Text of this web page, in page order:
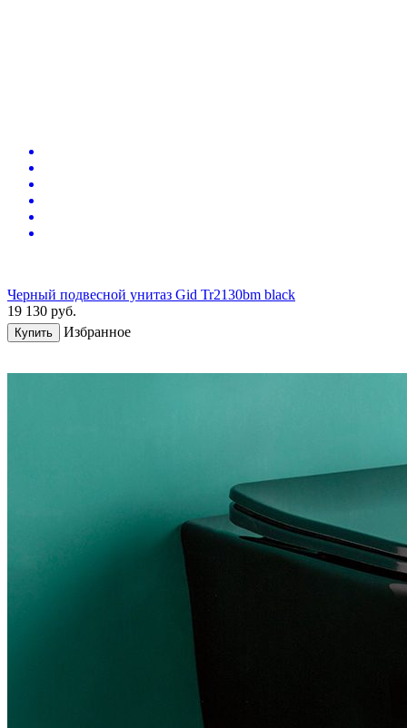
Черный подвесной унитаз Gid Tr2130bm black
19 130 руб.
Купить Избранное